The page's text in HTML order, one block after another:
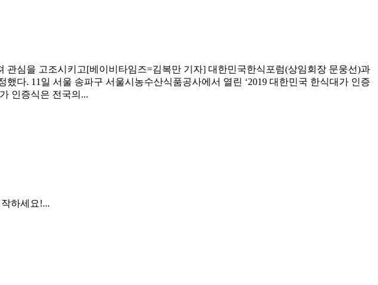
심을 고조시키고[베이비타임즈=김복만 기자] 대한민국한식포럼(상임회장 문웅선)과
다. 11일 서울 송파구 서울시농수산식품공사에서 열린 ‘2019 대한민국 한식대가 인증
인증식은 전국의...
하세요!...